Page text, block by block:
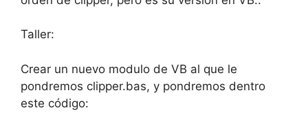
Taller:
Crear un nuevo modulo de VB al que le
pondremos clipper.bas, y pondremos dentro
este código: